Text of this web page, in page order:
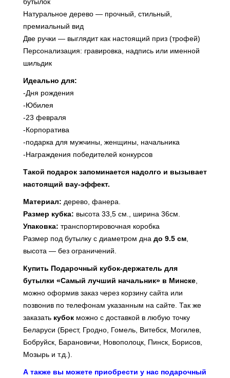
бутылок
Натуральное дерево — прочный, стильный,
премиальный вид
Две ручки — выглядит как настоящий приз (трофей)
Персонализация: гравировка, надпись или именной
шильдик
Идеально для:
-Дня рождения
-Юбилея
-23 февраля
-Корпоратива
-подарка для мужчины, женщины, начальника
-Награждения победителей конкурсов
Такой подарок запоминается надолго и вызывает
настоящий вау‑эффект.
Материал: дерево, фанера.
Размер кубка: высота 33,5 см., ширина 36см.
Упаковка: транспортировочная коробка
Размер под бутылку с диаметром дна до 9.5 см,
высота — без ограничений.
Купить Подарочный кубок‑держатель для
бутылки «Самый лучший начальник» в Минске,
можно оформив заказ через корзину сайта или
позвонив по телефонам указанным на сайте. Так же
заказать кубок можно с доставкой в любую точку
Беларуси (Брест, Гродно, Гомель, Витебск, Могилев,
Бобруйск, Барановичи, Новополоцк, Пинск, Борисов,
Мозырь и т.д.).
А также вы можете приобрести у нас подарочный